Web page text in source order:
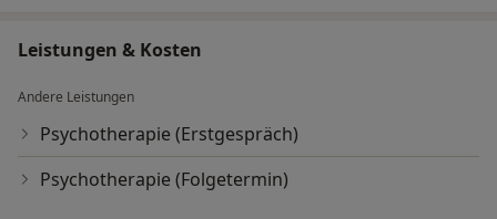
Leistungen & Kosten
Andere Leistungen
Psychotherapie (Erstgespräch)
Psychotherapie (Folgetermin)